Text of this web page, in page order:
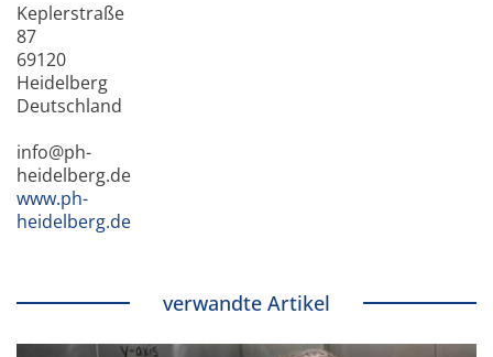
Keplerstraße
87
69120
Heidelberg
Deutschland
info@ph-
heidelberg.de
www.ph-
heidelberg.de
verwandte Artikel